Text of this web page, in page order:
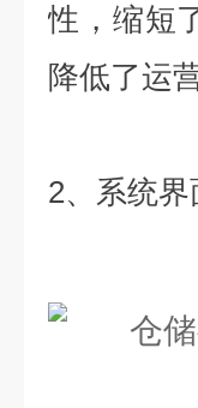
性，缩短
降低了运
2、系统界